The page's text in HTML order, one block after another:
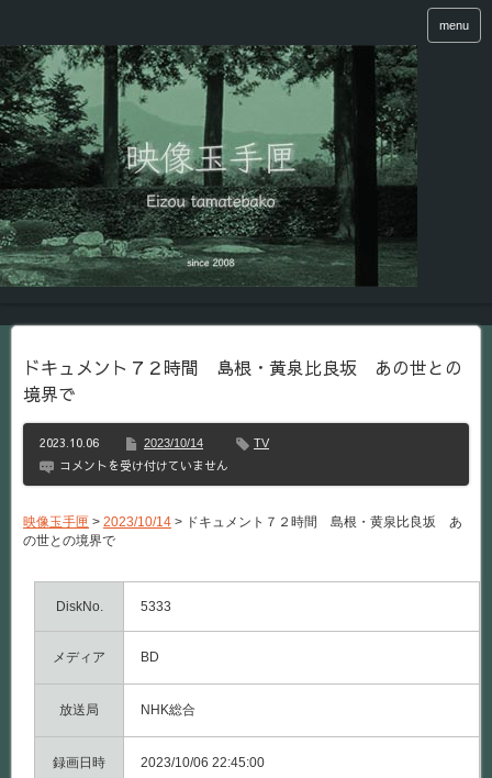
menu
ドキュメント７２時間 島根・黄泉比良坂 あの世との
境界で
2023.10.06 2023/10/14 TV
ド
キ
メ
ン
ト
２
時
根・
比
あ
コメントを受け付けていません
映像玉手匣 > 2023/10/14 > ドキュメント７２時間 島根・黄泉比良坂 あ
の世との境界で
DiskNo. 5333
メディア BD
放送局 NHK総合
録画日時 2023/10/06 22:45:00